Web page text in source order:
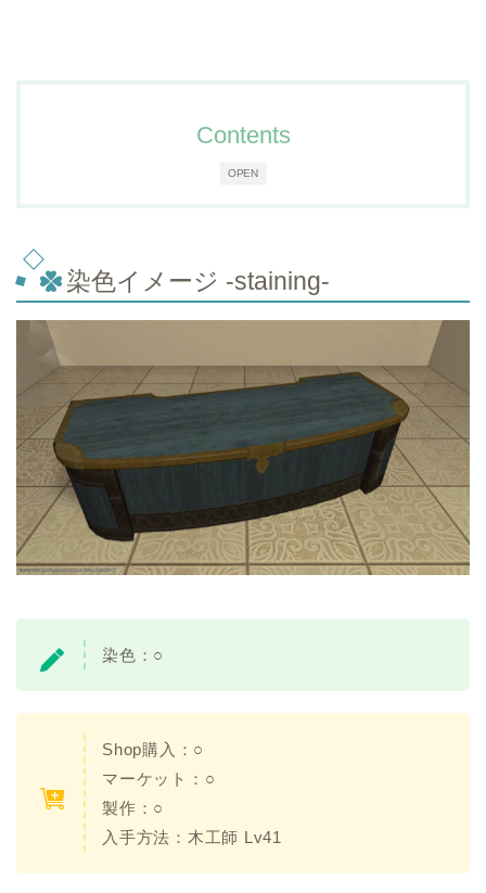
OPEN
Contents
染色イメージ -staining-
染色：○
Shop購入：○
マーケット：○
製作：○
入手方法：木工師 Lv41